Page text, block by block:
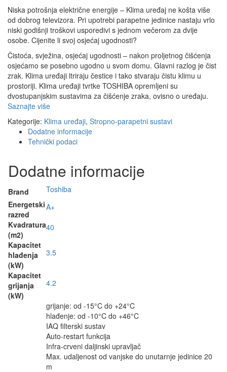
Niska potrošnja električne energije – Klima uređaj ne košta više
od dobrog televizora. Pri upotrebi parapetne jedinice nastaju vrlo
niski godišnji troškovi usporedivi s jednom večerom za dvije
osobe. Cijenite li svoj osjećaj ugodnosti?
Čistoća, svježina, osjećaj ugodnosti – nakon proljetnog čišćenja
osjećamo se posebno ugodno u svom domu. Glavni razlog je čist
zrak. Klima uređaji ltriraju čestice i tako stvaraju čistu klimu u
prostoriji. Klima uređaji tvrtke TOSHIBA opremljeni su
dvostupanjskim sustavima za čišćenje zraka, ovisno o uređaju.
Saznajte više
Kategorije: Klima uređaji, Stropno-parapetni sustavi
Dodatne informacije
Tehnički podaci
Dodatne informacije
Brand
Toshiba
Energetski
razred
A+
Kvadratura
(m2)
40
Kapacitet
hlađenja
(kW)
3.5
Kapacitet
grijanja
(kW)
4.2
grijanje: od -15°C do +24°C
hlađenje: od -10°C do +46°C
IAQ filterski sustav
Auto-restart funkcija
Infra-crveni daljinski upravljač
Max. udaljenost od vanjske do unutarnje jedinice 20
m